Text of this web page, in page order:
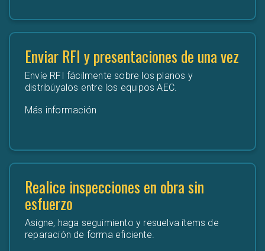
Enviar RFI y presentaciones de una vez
Envíe RFI fácilmente sobre los planos y
distribúyalos entre los equipos AEC.
Más información
Realice inspecciones en obra sin
esfuerzo
Asigne, haga seguimiento y resuelva ítems de
reparación de forma eficiente.